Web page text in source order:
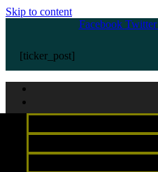
Skip to content
Facebook Twitter
[ticker_post]